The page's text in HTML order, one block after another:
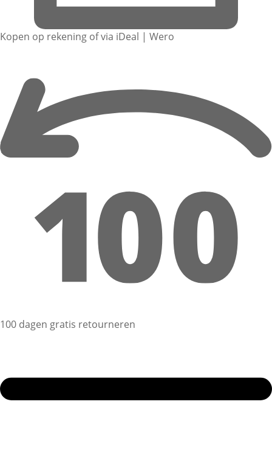
Kopen op rekening of via iDeal | Wero
100 dagen gratis retourneren